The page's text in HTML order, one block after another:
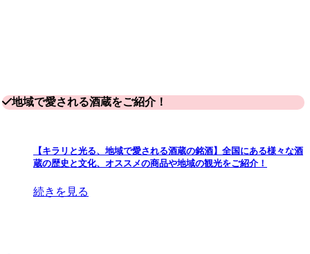
地域で愛される酒蔵をご紹介！
【キラリと光る、地域で愛される酒蔵の銘酒】全国にある様々な酒
蔵の歴史と文化、オススメの商品や地域の観光をご紹介！
続きを見る